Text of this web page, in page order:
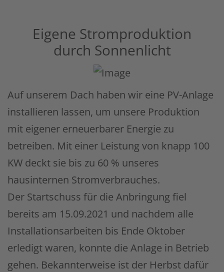
Eigene Stromproduktion
durch Sonnenlicht
Auf unserem Dach haben wir eine PV-Anlage
installieren lassen, um unsere Produktion
mit eigener erneuerbarer Energie zu
betreiben. Mit einer Leistung von knapp 100
KW deckt sie bis zu 60 % unseres
hausinternen Stromverbrauches.
Der Startschuss für die Anbringung fiel
bereits am 15.09.2021 und nachdem alle
Installationsarbeiten bis Ende Oktober
erledigt waren, konnte die Anlage in Betrieb
gehen. Bekannterweise ist der Herbst dafür